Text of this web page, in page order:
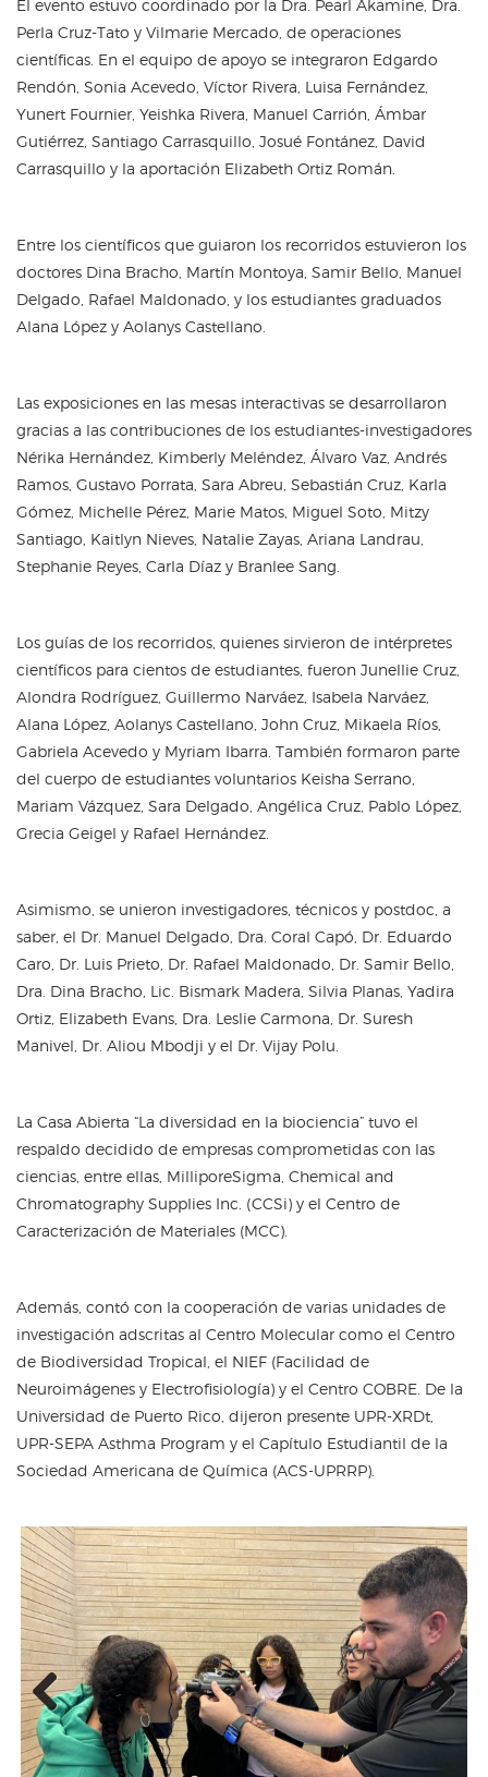
El evento estuvo coordinado por la Dra. Pearl Akamine, Dra.
Perla Cruz-Tato y Vilmarie Mercado, de operaciones
científicas. En el equipo de apoyo se integraron Edgardo
Rendón, Sonia Acevedo, Víctor Rivera, Luisa Fernández,
Yunert Fournier, Yeishka Rivera, Manuel Carrión, Ámbar
Gutiérrez, Santiago Carrasquillo, Josué Fontánez, David
Carrasquillo y la aportación Elizabeth Ortiz Román.
Entre los científicos que guiaron los recorridos estuvieron los
doctores Dina Bracho, Martín Montoya, Samir Bello, Manuel
Delgado, Rafael Maldonado, y los estudiantes graduados
Alana López y Aolanys Castellano.
Las exposiciones en las mesas interactivas se desarrollaron
gracias a las contribuciones de los estudiantes-investigadores
Nérika Hernández, Kimberly Meléndez, Álvaro Vaz, Andrés
Ramos, Gustavo Porrata, Sara Abreu, Sebastián Cruz, Karla
Gómez, Michelle Pérez, Marie Matos, Miguel Soto, Mitzy
Santiago, Kaitlyn Nieves, Natalie Zayas, Ariana Landrau,
Stephanie Reyes, Carla Díaz y Branlee Sang.
Los guías de los recorridos, quienes sirvieron de intérpretes
científicos para cientos de estudiantes, fueron Junellie Cruz,
Alondra Rodríguez, Guillermo Narváez, Isabela Narváez,
Alana López, Aolanys Castellano, John Cruz, Mikaela Ríos,
Gabriela Acevedo y Myriam Ibarra. También formaron parte
del cuerpo de estudiantes voluntarios Keisha Serrano,
Mariam Vázquez, Sara Delgado, Angélica Cruz, Pablo López,
Grecia Geigel y Rafael Hernández.
Asimismo, se unieron investigadores, técnicos y postdoc, a
saber, el Dr. Manuel Delgado, Dra. Coral Capó, Dr. Eduardo
Caro, Dr. Luis Prieto, Dr. Rafael Maldonado, Dr. Samir Bello,
Dra. Dina Bracho, Lic. Bismark Madera, Silvia Planas, Yadira
Ortiz, Elizabeth Evans, Dra. Leslie Carmona, Dr. Suresh
Manivel, Dr. Aliou Mbodji y el Dr. Vijay Polu.
La Casa Abierta “La diversidad en la biociencia” tuvo el
respaldo decidido de empresas comprometidas con las
ciencias, entre ellas, MilliporeSigma, Chemical and
Chromatography Supplies Inc. (CCSi) y el Centro de
Caracterización de Materiales (MCC).
Además, contó con la cooperación de varias unidades de
investigación adscritas al Centro Molecular como el Centro
de Biodiversidad Tropical, el NIEF (Facilidad de
Neuroimágenes y Electrofisiología) y el Centro COBRE. De la
Universidad de Puerto Rico, dijeron presente UPR-XRDt,
UPR-SEPA Asthma Program y el Capítulo Estudiantil de la
Sociedad Americana de Química (ACS-UPRRP).
Previous